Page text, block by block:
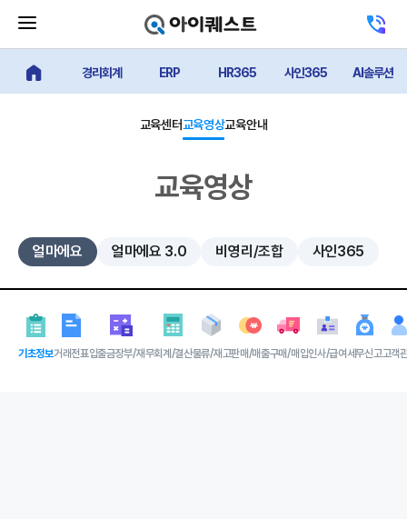
기
버
튼
센
터
얼마에요 메인경리회계 ERP HR365 사인365 AI솔루션
교육센터교육영상교육안내
교육영상
얼마에요 얼마에요 3.0 비영리/조합 사인365
기초정보거래전표입출금장부/재무회계/결산물류/재고판매/매출구매/매입인사/급여 세무신고고객